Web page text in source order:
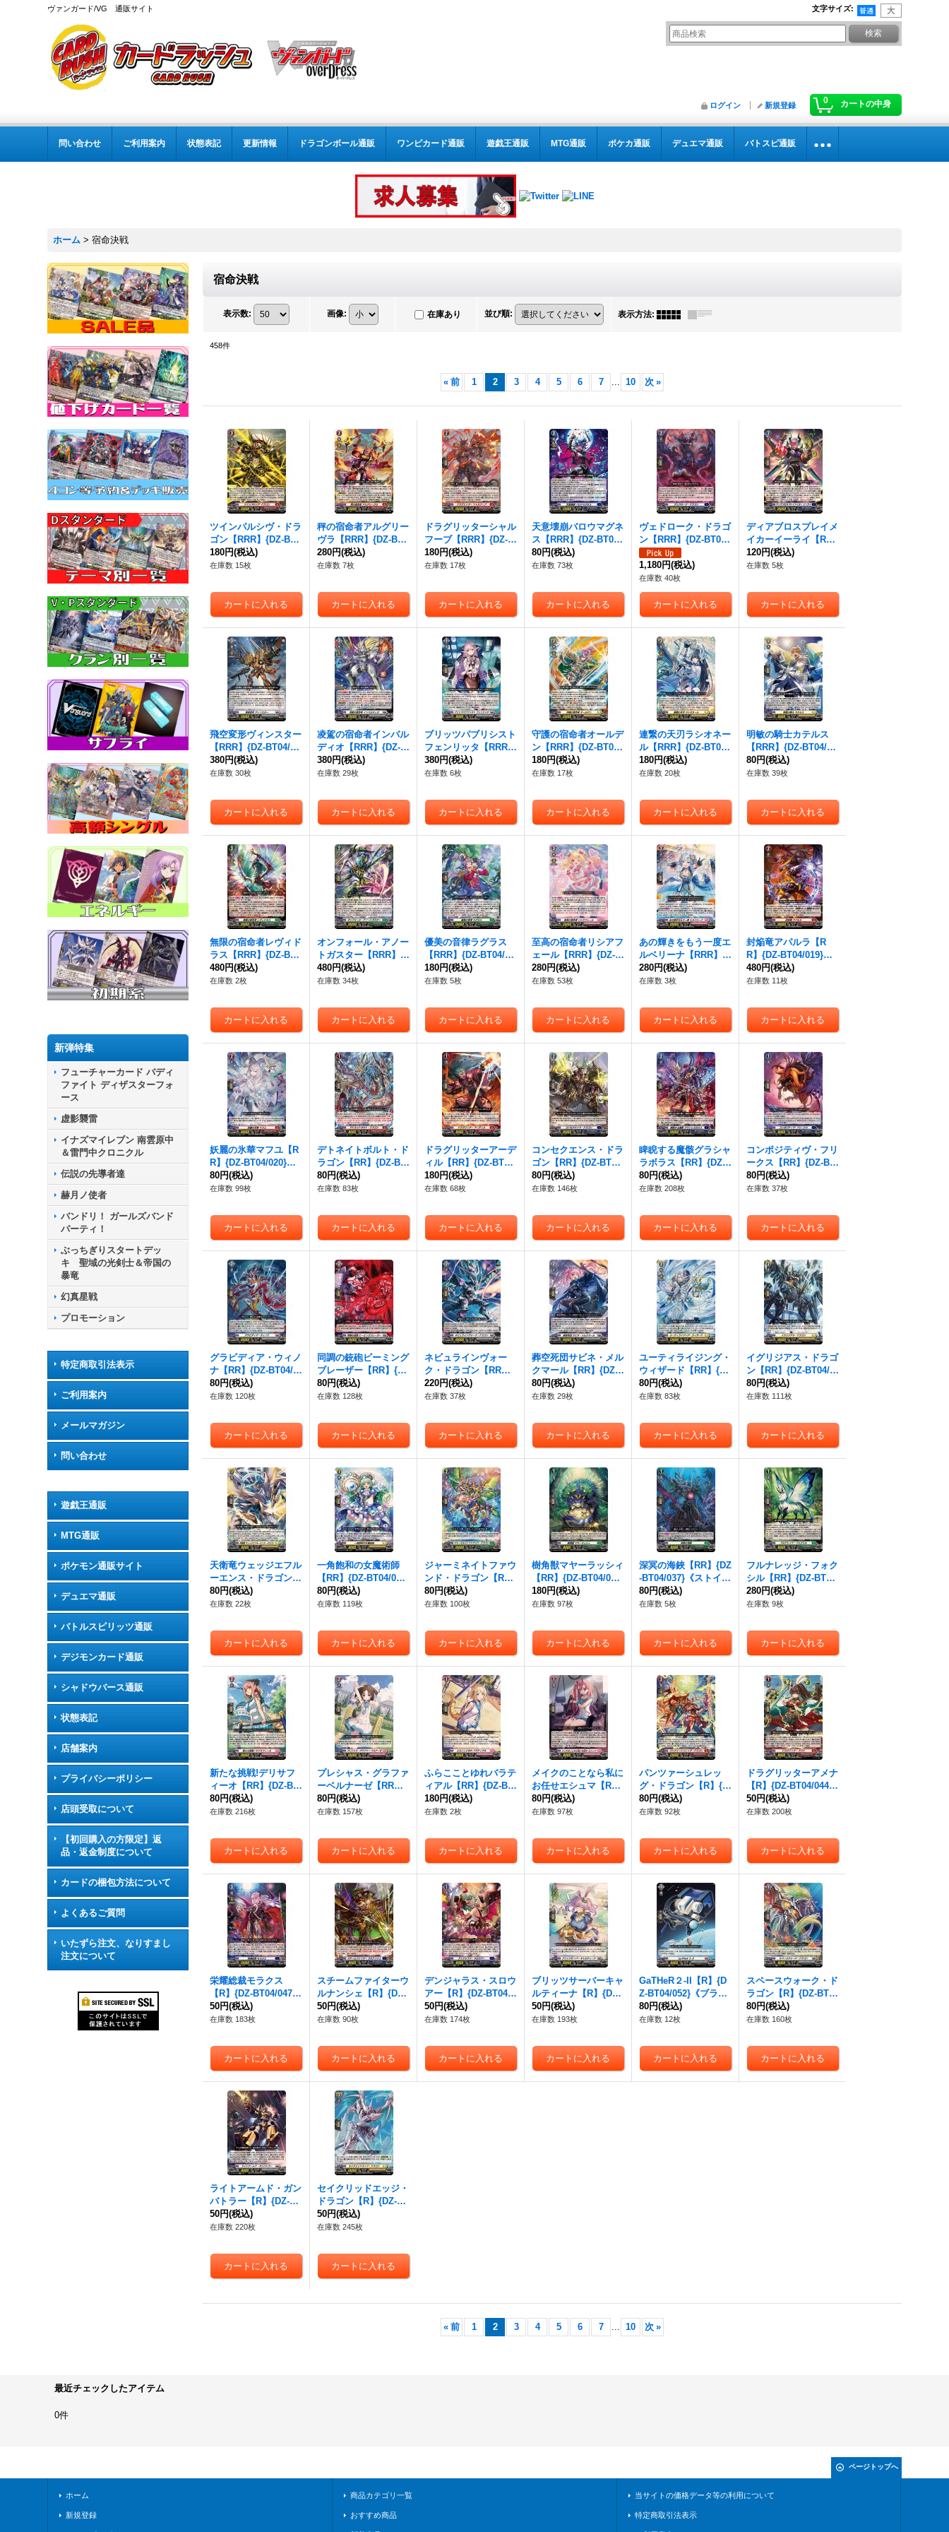
ヴァンガード/VG 通販サイト 文字サイズ:
0 カートの中身
ログイン 新規登録
問い合わせ ご利用案内 状態表記 更新情報 ドラゴンボール通販 ワンピカード通販 遊戯王通販 MTG通販 ポケカ通販 デュエマ通販 バトスピ通販
ホーム > 宿命決戦
新弾特集
フューチャーカード バディ
ファイト ディザスターフォ
ース
虚影襲雷
イナズマイレブン 南雲原中
＆雷門中クロニクル
伝説の先導者達
赫月ノ使者
バンドリ！ ガールズバンド
パーティ！
ぶっちぎりスタートデッ
キ 聖域の光剣士＆帝国の
暴竜
幻真星戦
プロモーション
特定商取引法表示
ご利用案内
メールマガジン
問い合わせ
遊戯王通販
MTG通販
ポケモン通販サイト
デュエマ通販
バトルスピリッツ通販
デジモンカード通販
シャドウバース通販
状態表記
店舗案内
プライバシーポリシー
店頭受取について
【初回購入の方限定】返
品・返金制度について
カードの梱包方法について
よくあるご質問
いたずら注文、なりすまし
注文について
宿命決戦
表示数: 画像: 在庫あり 並び順: 表示方法:
458件
« 前 1 2 3 4 5 6 7 ... 10 次 »
ツインパルシヴ・ドラ
ゴン【RRR】{DZ-BT0
4/001}《ドラゴンエン
パイア》
180円(税込)
在庫数 15枚
秤の宿命者アルグリー
ヴラ【RRR】{DZ-BT0
4/002}《ドラゴンエン
パイア》
280円(税込)
在庫数 7枚
ドラグリッターシャル
フーブ【RRR】{DZ-B
T04/003}《ドラゴンエ
ンパイア》
180円(税込)
在庫数 17枚
天意壊崩バロウマグネ
ス【RRR】{DZ-BT04/
004}《ダークステイ
ツ》
80円(税込)
在庫数 73枚
ヴェドローク・ドラゴ
ン【RRR】{DZ-BT04/
005}《ダークステイ
ツ》
1,180円(税込)
在庫数 40枚
ディアブロスプレイメ
イカーイーライ【RR
R】{DZ-BT04/006}
《ダークステイツ》
120円(税込)
在庫数 5枚
飛空変形ヴィンスター
【RRR】{DZ-BT04/00
7}《ブラントゲート》
380円(税込)
在庫数 30枚
凌駕の宿命者インバル
ディオ【RRR】{DZ-B
T04/008}《ブラントゲ
ート》
380円(税込)
在庫数 29枚
ブリッツパブリシスト
フェンリッタ【RRR】
{DZ-BT04/009}《ブラ
ントゲート》
380円(税込)
在庫数 6枚
守護の宿命者オールデ
ン【RRR】{DZ-BT04/
010}《ケテルサンクチ
ュアリ》
180円(税込)
在庫数 17枚
連繋の天刃ラシオネー
ル【RRR】{DZ-BT04/
011}《ケテルサンクチ
ュアリ》
180円(税込)
在庫数 20枚
明敏の騎士カテルス
【RRR】{DZ-BT04/01
2}《ケテルサンクチュ
アリ》
80円(税込)
在庫数 39枚
無限の宿命者レヴィド
ラス【RRR】{DZ-BT0
4/013}《ストイケイ
ア》
480円(税込)
在庫数 2枚
オンフォール・アノー
トガスター【RRR】
{DZ-BT04/014}《スト
イケイア》
480円(税込)
在庫数 34枚
優美の音律ラグラス
【RRR】{DZ-BT04/01
5}《ストイケイア》
180円(税込)
在庫数 5枚
至高の宿命者リシアフ
ェール【RRR】{DZ-B
T04/016}《リリカルモ
ナステリオ》
280円(税込)
在庫数 53枚
あの輝きをもう一度エ
ルベリーナ【RRR】
{DZ-BT04/017}《リリ
カルモナステリオ》
280円(税込)
在庫数 3枚
封焔竜アパルラ【R
R】{DZ-BT04/019}
《ドラゴンエンパイ
ア》
480円(税込)
在庫数 11枚
妖麗の氷華マフユ【R
R】{DZ-BT04/020}
《ドラゴンエンパイ
ア》
80円(税込)
在庫数 99枚
デトネイトボルト・ド
ラゴン【RR】{DZ-BT
04/021}《ドラゴンエ
ンパイア》
80円(税込)
在庫数 83枚
ドラグリッターアーデ
ィル【RR】{DZ-BT04/
022}《ドラゴンエンパ
イア》
180円(税込)
在庫数 68枚
コンセクエンス・ドラ
ゴン【RR】{DZ-BT04/
023}《ダークステイ
ツ》
80円(税込)
在庫数 146枚
睥睨する魔骸グラシャ
ラボラス【RR】{DZ-B
T04/025}《ダークステ
イツ》
80円(税込)
在庫数 208枚
コンポジティヴ・フリ
ークス【RR】{DZ-BT
04/026}《ダークステ
イツ》
80円(税込)
在庫数 37枚
グラビディア・ウィノ
ナ【RR】{DZ-BT04/0
27}《ブラントゲー
ト》
80円(税込)
在庫数 120枚
同調の銃砲ビーミング
ブレーザー【RR】{DZ
-BT04/028}《ブラント
ゲート》
80円(税込)
在庫数 128枚
ネビュラインヴォー
ク・ドラゴン【RR】
{DZ-BT04/029}《ブラ
ントゲート》
220円(税込)
在庫数 37枚
葬空死団サビネ・メル
クマール【RR】{DZ-B
T04/030}《ブラントゲ
ート》
80円(税込)
在庫数 29枚
ユーティライジング・
ウィザード【RR】{DZ
-BT04/031}《ケテルサ
ンクチュアリ》
80円(税込)
在庫数 83枚
イグリジアス・ドラゴ
ン【RR】{DZ-BT04/0
32}《ケテルサンクチ
ュアリ》
80円(税込)
在庫数 111枚
天衛竜ウェッジエフル
ーエンス・ドラゴン
【RR】{DZ-BT04/033}
《ケテルサンクチュア
80円(税込)
在庫数 22枚
一角飽和の女魔術師
【RR】{DZ-BT04/034}
《ケテルサンクチュア
リ》
80円(税込)
在庫数 119枚
ジャーミネイトファウ
ンド・ドラゴン【R
R】{DZ-BT04/035}
《ストイケイア》
80円(税込)
在庫数 100枚
樹角獣マヤーラッシィ
【RR】{DZ-BT04/036}
《ストイケイア》
180円(税込)
在庫数 97枚
深冥の海鋏【RR】{DZ
-BT04/037}《ストイケ
イア》
80円(税込)
在庫数 5枚
フルナレッジ・フォク
シル【RR】{DZ-BT04/
038}《ストイケイア》
280円(税込)
在庫数 9枚
新たな挑戦!デリサフ
ィーオ【RR】{DZ-BT
04/039}《リリカルモ
ナステリオ》
80円(税込)
在庫数 216枚
プレシャス・グラファ
ーベルナーゼ【RR】
{DZ-BT04/040}《リリ
カルモナステリオ》
80円(税込)
在庫数 157枚
ふらこことゆれバラテ
ィアル【RR】{DZ-BT
04/041}《リリカルモ
ナステリオ》
180円(税込)
在庫数 2枚
メイクのことなら私に
お任せエシュマ【R
R】{DZ-BT04/042}
《リリカルモナステリ
80円(税込)
在庫数 97枚
パンツァーシュレッ
グ・ドラゴン【R】{D
Z-BT04/043}《ドラゴ
ンエンパイア》
80円(税込)
在庫数 92枚
ドラグリッターアメナ
【R】{DZ-BT04/044}
《ドラゴンエンパイ
ア》
50円(税込)
在庫数 200枚
栄耀総裁モラクス
【R】{DZ-BT04/047}
《ダークステイツ》
50円(税込)
在庫数 183枚
スチームファイターウ
ルナンシェ【R】{DZ-
BT04/048}《ダークス
テイツ》
50円(税込)
在庫数 90枚
デンジャラス・スロウ
アー【R】{DZ-BT04/0
49}《ダークステイ
ツ》
50円(税込)
在庫数 174枚
ブリッツサーバーキャ
ルティーナ【R】{DZ-
BT04/051}《ブラント
ゲート》
50円(税込)
在庫数 193枚
GaTHeR２-II【R】{D
Z-BT04/052}《ブラン
トゲート》
80円(税込)
在庫数 12枚
スペースウォーク・ド
ラゴン【R】{DZ-BT0
4/053}《ブラントゲー
ト》
80円(税込)
在庫数 160枚
ライトアームド・ガン
バトラー【R】{DZ-BT
04/054}《ブラントゲ
ート》
50円(税込)
在庫数 220枚
セイクリッドエッジ・
ドラゴン【R】{DZ-BT
04/055}《ケテルサン
クチュアリ》
50円(税込)
在庫数 245枚
« 前 1 2 3 4 5 6 7 ... 10 次 »
最近チェックしたアイテム
0件
ページトップへ
ホーム
新規登録
商品カテゴリ一覧
おすすめ商品
当サイトの価格データ等の利用について
特定商取引法表示